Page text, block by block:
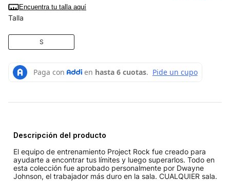
Encuentra tu talla aquí
Talla
S
Descripción del producto
El equipo de entrenamiento Project Rock fue creado para
ayudarte a encontrar tus límites y luego superarlos. Todo en
esta colección fue aprobado personalmente por Dwayne
Johnson, el trabajador más duro en la sala. CUALQUIER sala.